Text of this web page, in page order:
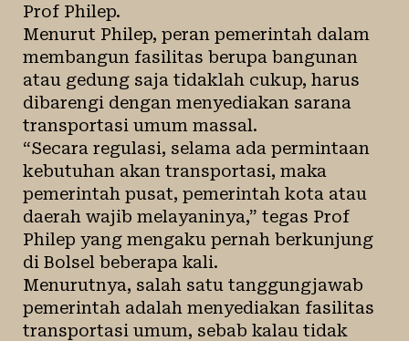
Prof Philep.
Menurut Philep, peran pemerintah dalam
membangun fasilitas berupa bangunan
atau gedung saja tidaklah cukup, harus
dibarengi dengan menyediakan sarana
transportasi umum massal.
“Secara regulasi, selama ada permintaan
kebutuhan akan transportasi, maka
pemerintah pusat, pemerintah kota atau
daerah wajib melayaninya,” tegas Prof
Philep yang mengaku pernah berkunjung
di Bolsel beberapa kali.
Menurutnya, salah satu tanggungjawab
pemerintah adalah menyediakan fasilitas
transportasi umum, sebab kalau tidak